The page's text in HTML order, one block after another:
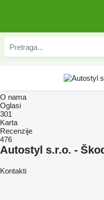
O nama
Oglasi
301
Karta
Recenzije
476
Autostyl s.r.o. -
Kontakti